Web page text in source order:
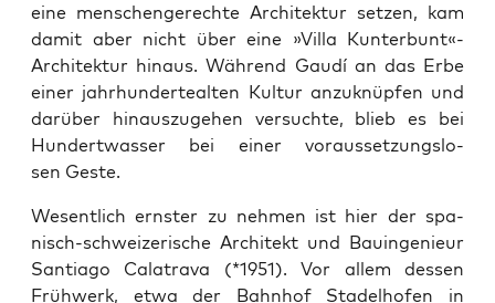
eine men­schen­ge­rech­te Archi­tek­tur set­zen, kam
damit aber nicht über eine »Vil­la Kunterbunt«-
Architektur hin­aus. Wäh­rend Gau­dí an das Erbe
einer jahr­hun­der­te­al­ten Kul­tur anzu­knüp­fen und
dar­über hin­aus­zu­ge­hen ver­such­te, blieb es bei
Hun­dert­was­ser bei einer vor­aus­set­zungs­lo­
sen Geste.
Wesent­lich erns­ter zu neh­men ist hier der spa­
nisch-schwei­ze­ri­sche Archi­tekt und Bau­in­ge­nieur
Sant­ia­go Calat­rava (*1951). Vor allem des­sen
Früh­werk, etwa der Bahn­hof Sta­del­ho­fen in